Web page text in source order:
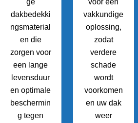
ge
dakbedekki
ngsmaterial
en die
zorgen voor
een lange
levensduur
en optimale
beschermin
g tegen
voor een
vakkundige
oplossing,
zodat
verdere
schade
wordt
voorkomen
en uw dak
weer